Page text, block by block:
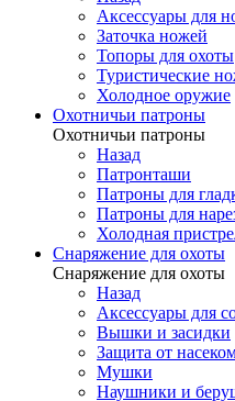
Аксессуары для
Заточка ножей
Топоры для охоты
Туристические
Холодное оружие
Охотничьи патроны
Охотничьи патроны
Назад
Патронташи
Патроны для
Патроны для
Холодная
Снаряжение для охоты
Снаряжение для охоты
Назад
Аксессуары для
Вышки и засидки
Защита от
Мушки
Наушники и